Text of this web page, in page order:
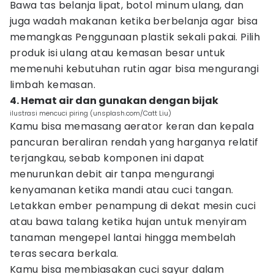
Bawa tas belanja lipat, botol minum ulang, dan
juga wadah makanan ketika berbelanja agar bisa
memangkas Penggunaan plastik sekali pakai. Pilih
produk isi ulang atau kemasan besar untuk
memenuhi kebutuhan rutin agar bisa mengurangi
limbah kemasan.
4. Hemat air dan gunakan dengan bijak
ilustrasi mencuci piring (unsplash.com/Catt Liu)
Kamu bisa memasang aerator keran dan kepala
pancuran beraliran rendah yang harganya relatif
terjangkau, sebab komponen ini dapat
menurunkan debit air tanpa mengurangi
kenyamanan ketika mandi atau cuci tangan.
Letakkan ember penampung di dekat mesin cuci
atau bawa talang ketika hujan untuk menyiram
tanaman mengepel lantai hingga membelah
teras secara berkala.
Kamu bisa membiasakan cuci sayur dalam